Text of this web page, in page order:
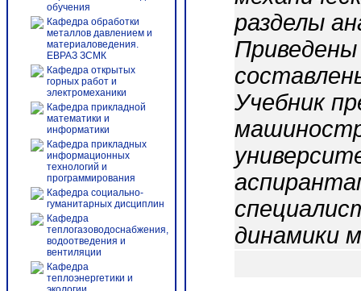
обучения
Кафедра обработки
металлов давлением и
материаловедения.
ЕВРАЗ ЗСМК
Кафедра открытых
горных работ и
электромеханики
Кафедра прикладной
математики и
информатики
Кафедра прикладных
информационных
технологий и
программирования
Кафедра социально-
гуманитарных дисциплин
Кафедра
теплогазоводоснабжения,
водоотведения и
вентиляции
Кафедра
теплоэнергетики и
разделы
Учебник
динамики